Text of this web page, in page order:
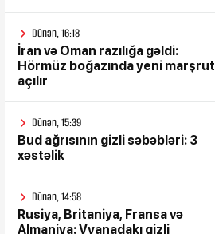
Dünən, 16:18
İran və Oman razılığa gəldi:
Hörmüz boğazında yeni marşrut
açılır
Dünən, 15:39
Bud ağrısının gizli səbəbləri: 3
xəstəlik
Dünən, 14:58
Rusiya, Britaniya, Fransa və
Almaniya: Vyanadakı gizli